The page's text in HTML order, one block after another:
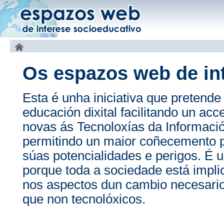
Os espazos web de
Esta é unha iniciativa que
educación dixital facilitando un
novas ás Tecnoloxías da
permitindo un maior coñecemento
súas potencialidades e perigos. É
porque toda a sociedade está
nos aspectos dun cambio
que non tecnolóxicos.